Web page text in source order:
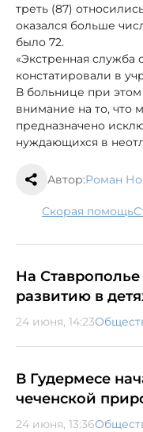
треть (87)
оказался больше
было 72.
«Экстренная служба
констатировали в
В больнице при
внимание на то, что
предназначено
нуждающихся в
Автор:Роман
скорая помощь
На Ставрополье
развитию в
24 июня, 14:23
В Гудермесе
чеченской
24 июня, 13:36